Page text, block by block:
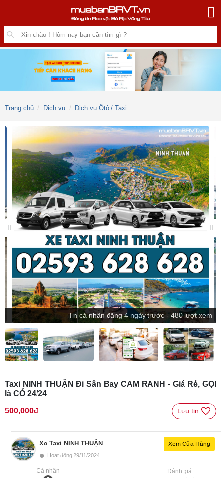
Trang chủ Dịch vụ Dịch vụ Ôtô / Taxi
Tin cá nhân đăng4 ngày trước - 480 lượt xem
Taxi NINH THUẬN Đi Sân Bay CAM RANH - Giá Rẻ, GỌI
là CÓ 24/24
500,000đ
Xe Taxi NINH THUẬN Xem Cửa Hàng
• Hoạt động 29/11/2024
Cá nhân Đánh giá